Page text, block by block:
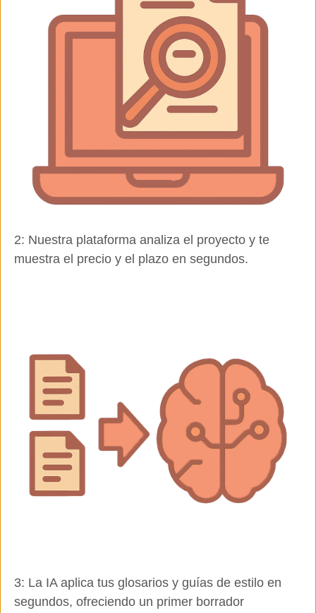
2: Nuestra plataforma analiza el proyecto y te
muestra el precio y el plazo en segundos.
3: La IA aplica tus glosarios y guías de estilo en
segundos, ofreciendo un primer borrador